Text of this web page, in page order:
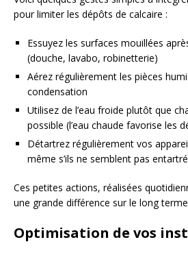
pour limiter les dépôts de calcaire :
Essuyez les surfaces mouillées
(douche, lavabo, robinetterie)
Aérez régulièrement les pièces
condensation
Utilisez de l’eau froide plutôt que
possible (l’eau chaude favorise les
Détartrez régulièrement vos
même s’ils ne semblent pas
Ces petites actions, réalisées
une grande différence sur le long
Optimisation de vos